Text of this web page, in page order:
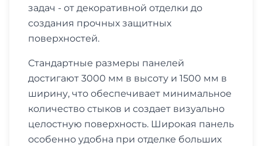
задач - от декоративной отделки до
создания прочных защитных
поверхностей.
Стандартные размеры панелей
достигают 3000 мм в высоту и 1500 мм в
ширину, что обеспечивает минимальное
количество стыков и создает визуально
целостную поверхность. Широкая панель
особенно удобна при отделке больших